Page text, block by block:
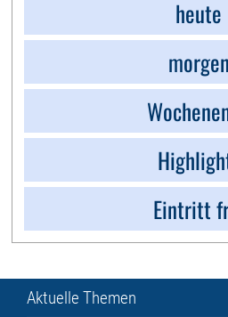
heute
morgen
Eintritt
Aktuelle Themen